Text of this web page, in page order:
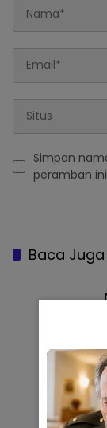
Simpan
peramban
Baca Juga